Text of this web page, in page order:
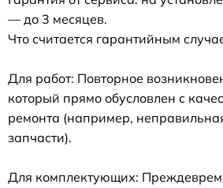
— до 3 месяцев.
Что считается гарантийным
Для работ: Повторное
который прямо обусловлен с
ремонта (например,
запчасти).
Для комплектующих: